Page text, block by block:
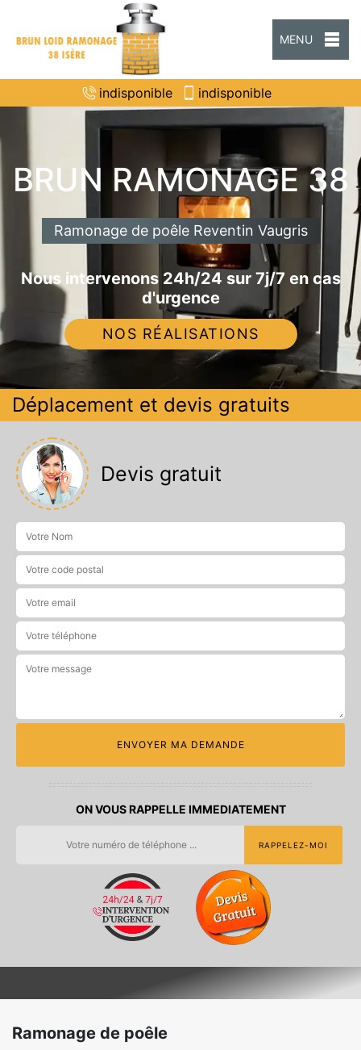
MENU
indisponible indisponible
BRUN RAMONAGE 38
Ramonage de poêle Reventin Vaugris
Nous intervenons 24h/24 sur 7j/7 en cas
d'urgence
NOS RÉALISATIONS
Déplacement et devis gratuits
Devis gratuit
ON VOUS RAPPELLE IMMEDIATEMENT
Ramonage de poêle